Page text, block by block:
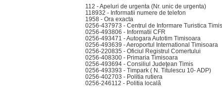
112 - Apeluri de urgenta (Nr. unic de urgenta)
118932 - Informatii numere de telefon
1958 - Ora exacta
0256-437973 - Centrul de Informare Turistica
0256-493806 - Informatii CFR
0256-493471 - Autogara Autotim Timisoara
0256-493639 - Aeroportul International Timisoara
0256-220835 - Oficiul Registrul Comertului
0256-408300 - Primaria Timisoara
0256-493694 - Consiliul Judeţean Timis
0256-493393 - Timpark ( N. Titulescu 10- ADP)
0256-402703 - Politia rutiera
0256-246112 - Politia locală